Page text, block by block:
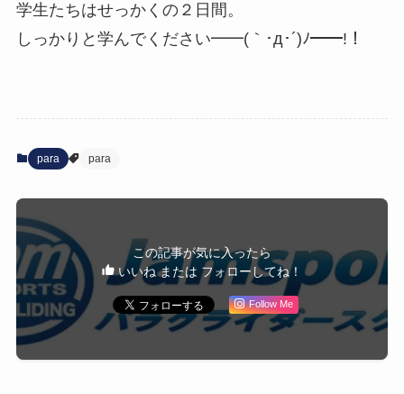
学生たちはせっかくの２日間。
しっかりと学んでください━━(｀･д･´)ﾉ━━!！
para para
この記事が気に入ったら
いいね または フォローしてね！
Follow Me